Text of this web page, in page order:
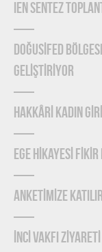
IEN Sentez
DOĞUSİFED
GELİŞTİRİYOR
HAKKÂRİ KADIN
EGE HİKAYESİ
ANKETİMİZE
İNCİ VAKFI ZİYARETİ